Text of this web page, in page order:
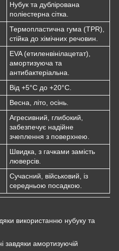
Нубук та дублірована
поліестерна сітка.
Термопластична гума (TPR),
стійка до хімічних речовин.
EVA (етиленвінілацетат),
амортизуюча та
антибактеріальна.
Від +5°C до +20°C.
Весна, літо, осінь.
Агресивний, глибокий,
забезпечує надійне
зчеплення з поверхнею.
Швидка, з гачками замість
люверсів.
Сучасний, військовий, із
середньою посадкою.
використанню нубуку та
завдяки амортизуючій